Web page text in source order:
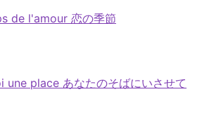
de l'amour 恋の季節
une place あなたのそばにいさせて